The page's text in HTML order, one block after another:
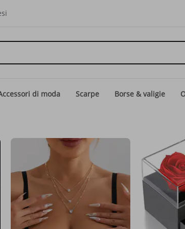
di moda Scarpe Borse & valigie